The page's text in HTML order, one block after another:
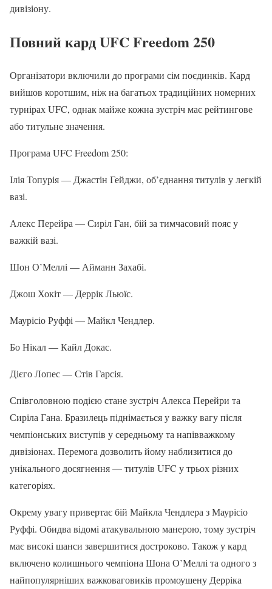
дивізіону.
Повний кард UFC Freedom 250
Організатори включили до програми сім поєдинків. Кард
вийшов коротшим, ніж на багатьох традиційних номерних
турнірах UFC, однак майже кожна зустріч має рейтингове
або титульне значення.
Програма UFC Freedom 250:
Ілія Топурія — Джастін Гейджи, об’єднання титулів у легкій
вазі.
Алекс Перейра — Сиріл Ган, бій за тимчасовий пояс у
важкій вазі.
Шон О’Меллі — Айманн Захабі.
Джош Хокіт — Деррік Льюїс.
Маурісіо Руффі — Майкл Чендлер.
Бо Нікал — Кайл Докас.
Дієго Лопес — Стів Гарсія.
Співголовною подією стане зустріч Алекса Перейри та
Сиріла Гана. Бразилець піднімається у важку вагу після
чемпіонських виступів у середньому та напівважкому
дивізіонах. Перемога дозволить йому наблизитися до
унікального досягнення — титулів UFC у трьох різних
категоріях.
Окрему увагу привертає бій Майкла Чендлера з Маурісіо
Руффі. Обидва відомі атакувальною манерою, тому зустріч
має високі шанси завершитися достроково. Також у кард
включено колишнього чемпіона Шона О’Меллі та одного з
найпопулярніших важковаговиків промоушену Дерріка